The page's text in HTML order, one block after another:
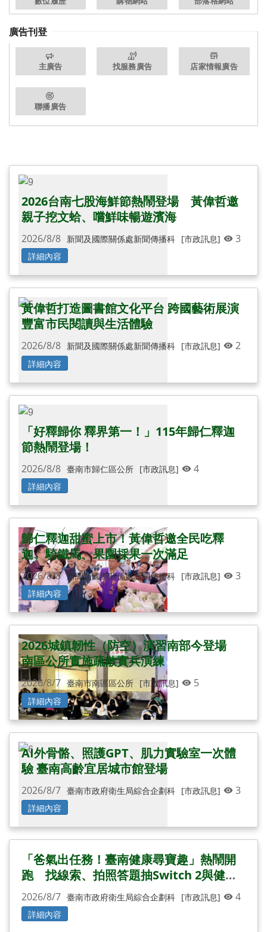
廣告刊登
主廣告 找服務廣告 店家情報廣告
聯播廣告
還有更多圖片...
2026台南七股海鮮節熱鬧登場 黃偉哲邀
親子挖文蛤、嚐鮮味暢遊濱海
2026/8/8 新聞及國際關係處新聞傳播科 [市政訊息] 3
詳細內容
黃偉哲打造圖書館文化平台 跨國藝術展演
豐富市民閱讀與生活體驗
2026/8/8 新聞及國際關係處新聞傳播科 [市政訊息] 2
詳細內容
還有更多圖片...
「好釋歸你 釋界第一！」115年歸仁釋迦
節熱鬧登場！
2026/8/8 臺南市歸仁區公所 [市政訊息] 4
詳細內容
歸仁釋迦甜蜜上市！黃偉哲邀全民吃釋
迦、騎鐵馬、果園採果一次滿足
2026/8/8 新聞及國際關係處新聞傳播科 [市政訊息] 3
詳細內容
2026城鎮韌性（防空）演習南部今登場
南區公所實施疏散實兵演練
2026/8/7 臺南市南區區公所 [市政訊息] 5
詳細內容
AI外骨骼、照護GPT、肌力實驗室一次體
驗 臺南高齡宜居城市館登場
2026/8/7 臺南市政府衛生局綜合企劃科 [市政訊息] 3
詳細內容
「爸氣出任務！臺南健康尋寶趣」熱鬧開
跑 找線索、拍照答題抽Switch 2與健康
好禮
2026/8/7 臺南市政府衛生局綜合企劃科 [市政訊息] 4
詳細內容